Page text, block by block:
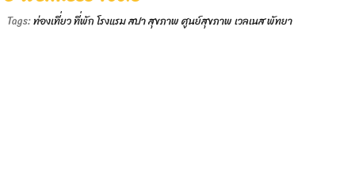
Tags:ท่องเที่ยว ที่พัก โรงแรม สปา สุขภาพ ศูนย์สุขภาพ เวลเนส พัทยา